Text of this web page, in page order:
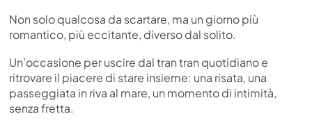
Non solo qualcosa da scartare, ma un giorno più
romantico, più eccitante, diverso dal solito.
Un’occasione per uscire dal tran tran quotidiano e
ritrovare il piacere di stare insieme: una risata, una
passeggiata in riva al mare, un momento di intimità,
senza fretta.